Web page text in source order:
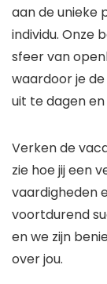
aan de unieke
individu. Onze
sfeer van
waardoor je
uit te dagen
Verken de
zie hoe jij een
vaardigheden
voortdurend
en we zijn
over jou.